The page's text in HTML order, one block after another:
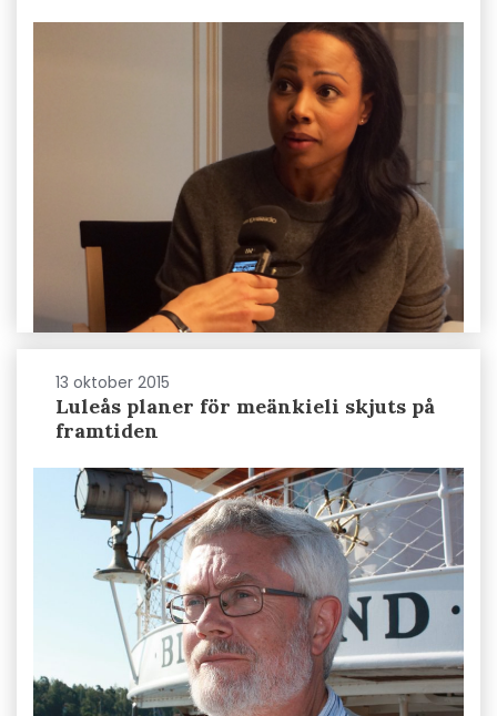
13 oktober 2015
Luleås planer för meänkieli skjuts på
framtiden